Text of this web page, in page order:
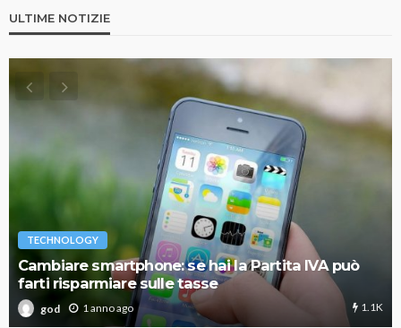
ULTIME NOTIZIE
TECHNOLOGY
Cambiare smartphone: se hai la Partita IVA può
farti risparmiare sulle tasse
god 1 anno ago 1.1K